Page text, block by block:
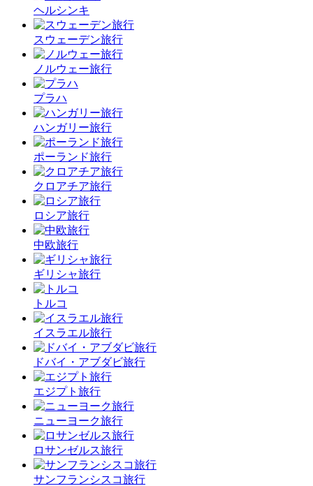
ヘルシンキ
スウェーデン旅行
ノルウェー旅行
プラハ
ハンガリー旅行
ポーランド旅行
クロアチア旅行
ロシア旅行
中欧旅行
ギリシャ旅行
トルコ
イスラエル旅行
ドバイ・アブダビ旅行
エジプト旅行
ニューヨーク旅行
ロサンゼルス旅行
サンフランシスコ旅行